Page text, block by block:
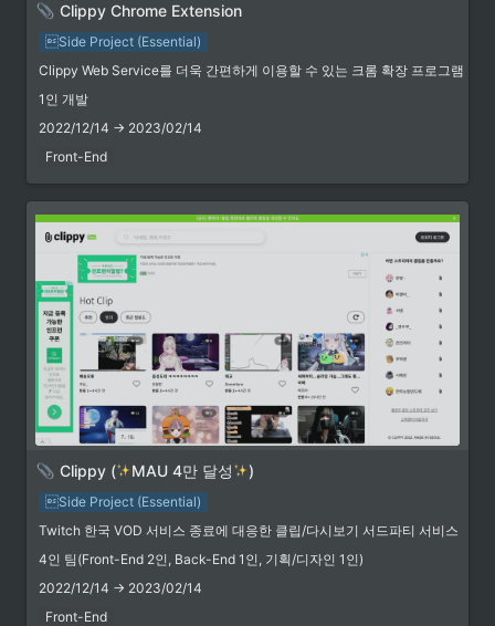
Clippy Extension
📎 Clippy 공식 확장 프로그램]
이제 Twitch에서 Clippy를 간편
하게 사용하세요! Clippy
Extension은 Clippy의 클립생성
기능과 클립열람 기능을 Twitch
합니다. [⚙️ 주요기능] 1. 클립 버
튼을 Clippy에 연동해줘요! -
Twitch 클립생성 버튼을 클릭하
거나 단축키를 누르면 바로
Clippy 클립 생성 페이지로 연결
됩니다. (Windows: Ctrl+Alt+x,
MacOS: Cmd+Option+x) 2.
https://extension.clippy.kr/
담당 역할 및 기술 스택
• 크롬 확장프로그램 개발
주요 개발사항
• 크롬 확장프로그램 서비스 워커 개발
Clippy Chrome Extension
Side Project (Essential)
Clippy Web Service를 더욱 간편하게 이용할 수 있는 크롬 확장 프로그램
1인 개발
2022/12/14 → 2023/02/14
Front-End
링크
CLIPPY
CLIPPY
Clippy ( MAU 4만 달성 )
Side Project (Essential)
Twitch 한국 VOD 서비스 종료에 대응한 클립/다시보기 서드파티 서비스
4인 팀(Front-End 2인, Back-End 1인, 기획/디자인 1인)
2022/12/14 → 2023/02/14
Front-End